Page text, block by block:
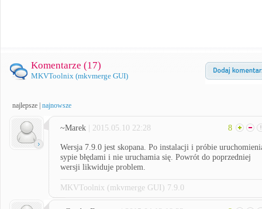
Komentarze (17)
MKVToolnix (mkvmerge GUI)
najlepsze najnowsze
~Marek | 2015.05.10 22:28 8
Wersja 7.9.0 jest skopana. Po instalacji i próbie
sypie błędami i nie uruchamia się. Powrót do poprzedniej
wersji likwiduje problem.
MKVToolnix (mkvmerge GUI) 7.9.0